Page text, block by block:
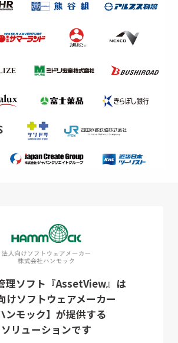
理ソフト『AssetView』は
けソフトウェアメーカー
ンモック】が提供する
ソリューションです